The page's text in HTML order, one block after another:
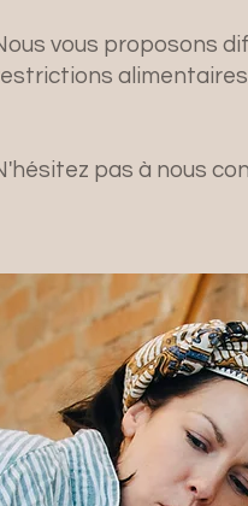
vous proposons
alimentaires
pas à nous